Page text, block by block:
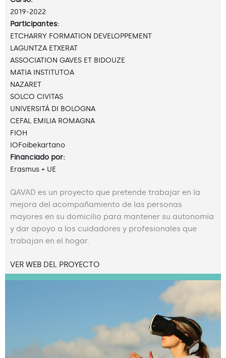
2019-2022
Participantes:
ETCHARRY FORMATION DEVELOPPEMENT
LAGUNTZA ETXERAT
ASSOCIATION GAVES ET BIDOUZE
MATIA INSTITUTOA
NAZARET
SOLCO CIVITAS
UNIVERSITÁ DI BOLOGNA
CEFAL EMILIA ROMAGNA
FIOH
IOFoibekartano
Financiado por:
Erasmus + UE
QAVAD es un proyecto que pretende trabajar en la
mejora del acompañamiento de las personas
mayores en su domicilio para mantener su autonomía
y dar apoyo a los cuidadores y profesionales que
trabajan en el hogar.
VER WEB DEL PROYECTO